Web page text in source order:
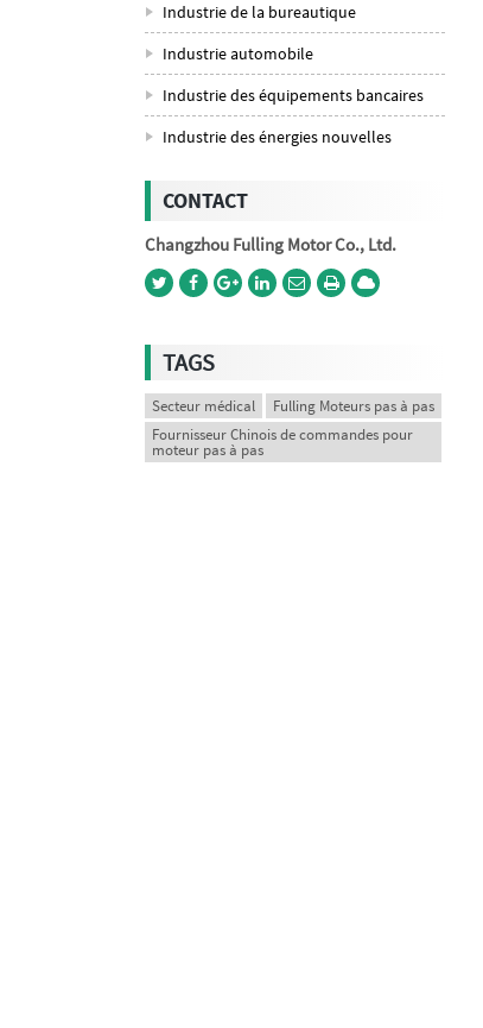
Industrie de la bureautique
Industrie automobile
Industrie des équipements bancaires
Industrie des énergies nouvelles
CONTACT
Changzhou Fulling Motor Co., Ltd.
TAGS
Secteur médical
Fulling Moteurs pas à pas
Fournisseur Chinois de commandes pour
moteur pas à pas